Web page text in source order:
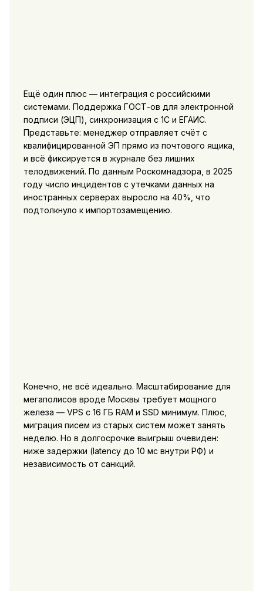
Ещё один плюс — интеграция с российскими
системами. Поддержка ГОСТ-ов для электронной
подписи (ЭЦП), синхронизация с 1С и ЕГАИС.
Представьте: менеджер отправляет счёт с
квалифицированной ЭП прямо из почтового ящика,
и всё фиксируется в журнале без лишних
телодвижений. По данным Роскомнадзора, в 2025
году число инцидентов с утечками данных на
иностранных серверах выросло на 40%, что
подтолкнуло к импортозамещению.
Конечно, не всё идеально. Масштабирование для
мегаполисов вроде Москвы требует мощного
железа — VPS с 16 ГБ RAM и SSD минимум. Плюс,
миграция писем из старых систем может занять
неделю. Но в долгосрочке выигрыш очевиден:
ниже задержки (latency до 10 мс внутри РФ) и
независимость от санкций.